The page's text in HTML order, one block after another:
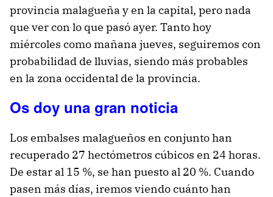
provincia malagueña y en la capital, pero nada
que ver con lo que pasó ayer. Tanto hoy
miércoles como mañana jueves, seguiremos con
probabilidad de lluvias, siendo más probables
en la zona occidental de la provincia.
Os doy una gran noticia
Los embalses malagueños en conjunto han
recuperado 27 hectómetros cúbicos en 24 horas.
De estar al 15 %, se han puesto al 20 %. Cuando
pasen más días, iremos viendo cuánto han